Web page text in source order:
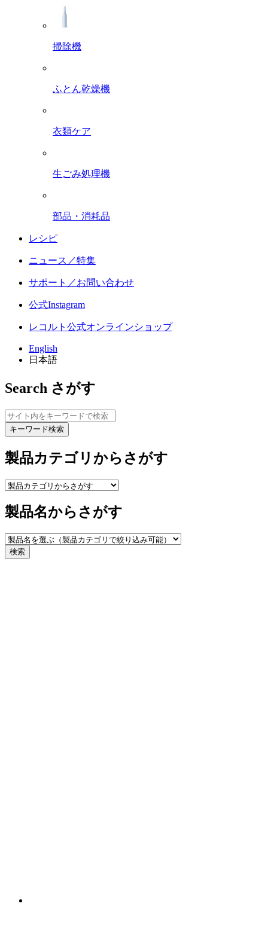
掃除機
ふとん乾燥機
衣類ケア
生ごみ処理機
部品・消耗品
レシピ
ニュース／特集
サポート／お問い合わせ
公式Instagram
レコルト公式オンラインショップ
English
日本語
Search さがす
キーワード検索
製品カテゴリからさがす
製品名からさがす
検索